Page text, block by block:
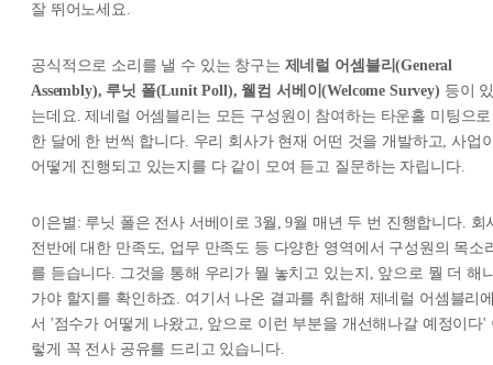
잘 뛰어노세요.
공식적으로 소리를 낼 수 있는 창구는 제네럴 어셈블리(General
Assembly), 루닛 폴(Lunit Poll), 웰컴 서베이(Welcome Survey) 등이
는데요. 제네럴 어셈블리는 모든 구성원이 참여하는 타운홀 미팅으로
한 달에 한 번씩 합니다. 우리 회사가 현재 어떤 것을 개발하고, 사업
어떻게 진행되고 있는지를 다 같이 모여 듣고 질문하는 자립니다.
이은별: 루닛 폴은 전사 서베이로 3월, 9월 매년 두 번 진행합니다. 회
전반에 대한 만족도, 업무 만족도 등 다양한 영역에서 구성원의 목소
를 듣습니다. 그것을 통해 우리가 뭘 놓치고 있는지, 앞으로 뭘 더 해
가야 할지를 확인하죠. 여기서 나온 결과를 취합해 제네럴 어셈블리
서 '점수가 어떻게 나왔고, 앞으로 이런 부분을 개선해나갈 예정이다'
렇게 꼭 전사 공유를 드리고 있습니다.